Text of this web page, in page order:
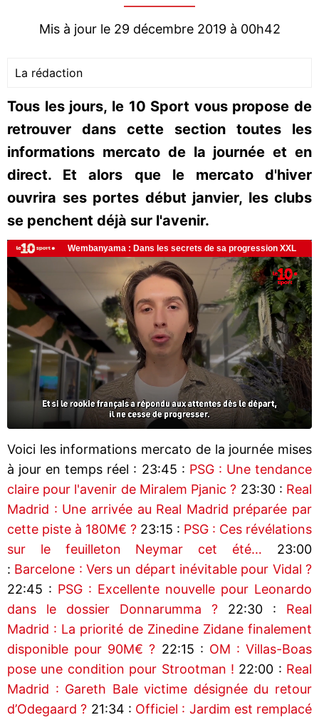
Mis à jour le 29 décembre 2019 à 00h42
La rédaction
Tous les jours, le 10 Sport vous propose de
retrouver dans cette section toutes les
informations mercato de la journée et en
direct. Et alors que le mercato d'hiver
ouvrira ses portes début janvier, les clubs
se penchent déjà sur l'avenir.
Voici les informations mercato de la journée mises
à jour en temps réel : 23:45 : PSG : Une tendance
claire pour l'avenir de Miralem Pjanic ? 23:30 : Real
Madrid : Une arrivée au Real Madrid préparée par
cette piste à 180M€ ? 23:15 : PSG : Ces révélations
sur le feuilleton Neymar cet été… 23:00
: Barcelone : Vers un départ inévitable pour Vidal ?
22:45 : PSG : Excellente nouvelle pour Leonardo
dans le dossier Donnarumma ? 22:30 : Real
Madrid : La priorité de Zinedine Zidane finalement
disponible pour 90M€ ? 22:15 : OM : Villas-Boas
pose une condition pour Strootman ! 22:00 : Real
Madrid : Gareth Bale victime désignée du retour
d’Odegaard ? 21:34 : Officiel : Jardim est remplacé